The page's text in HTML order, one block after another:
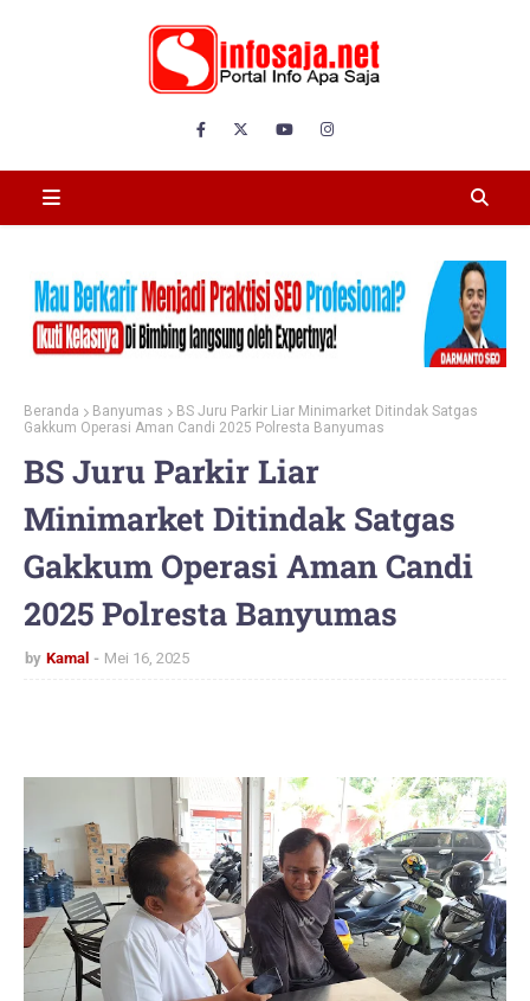
Beranda Banyumas
BS Juru Parkir Liar Minimarket Ditindak Satgas
Gakkum Operasi Aman Candi 2025 Polresta Banyumas
BS Juru Parkir Liar
Minimarket Ditindak Satgas
Gakkum Operasi Aman Candi
2025 Polresta Banyumas
by Kamal Mei 16, 2025